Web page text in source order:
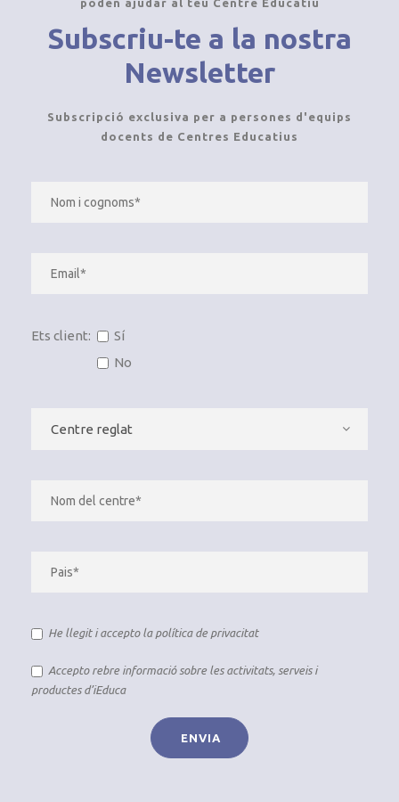
Subscriu-te a la nostra
Newsletter
Subscripció exclusiva per a persones d'equips
docents de Centres Educatius
Ets client:
Sí
No
He llegit i accepto la política de privacitat
Accepto rebre informació sobre les activitats, serveis i
productes d’iEduca